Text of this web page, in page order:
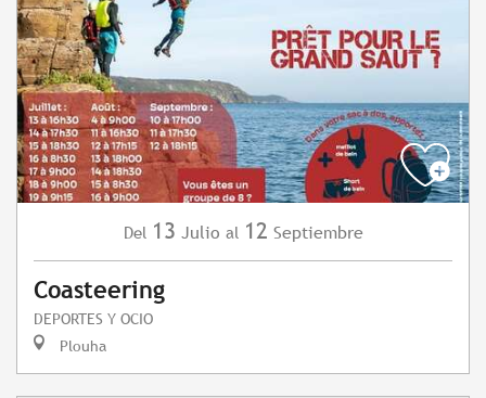
Del 13 Julio al 12 Septiembre
Coasteering
DEPORTES Y OCIO
Plouha